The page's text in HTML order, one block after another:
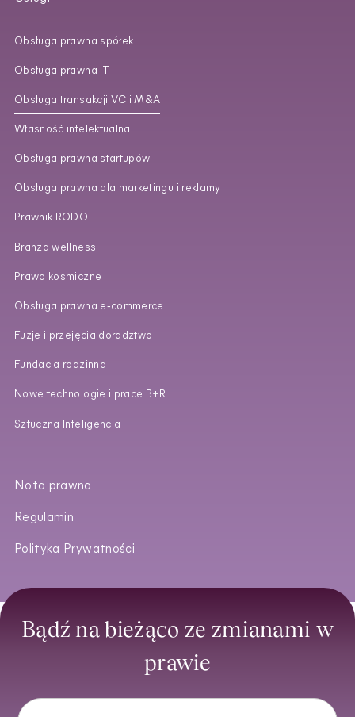
Bądź na bieżąco ze zmianami w
prawie
Obsługa prawna spółek
Obsługa prawna IT
Obsługa transakcji VC i M&A
Własność intelektualna
Obsługa prawna startupów
Obsługa prawna dla marketingu i reklamy
Prawnik RODO
Branża wellness
Prawo kosmiczne
Obsługa prawna e‑commerce
Fuzje i przejęcia doradztwo
Fundacja rodzinna
Nowe technologie i prace B+R
Sztuczna Inteligencja
Nota prawna
Regulamin
Polityka Prywatności